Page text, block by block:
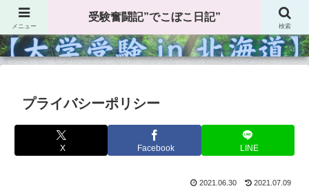
受験奮闘記”でこぼこ日記”
プライバシーポリシー
X Facebook LINE
2021.06.30 2021.07.09
メニュー
受験奮闘記”でこぼこ日記”
検索